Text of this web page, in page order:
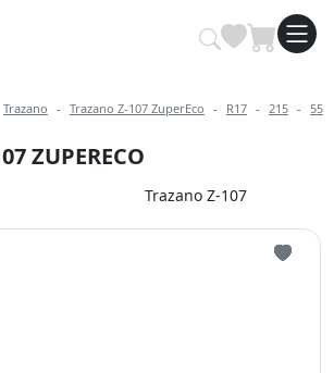
шины
Trazano Trazano Z-107 ZuperEco R17 215 55
ZUPERECO
Trazano Z-107